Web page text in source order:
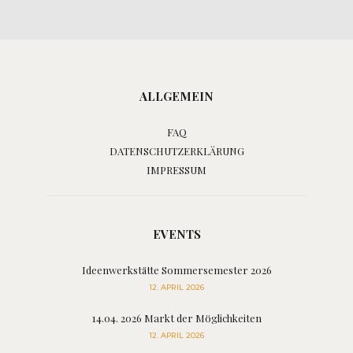
ALLGEMEIN
FAQ
DATENSCHUTZERKLÄRUNG
IMPRESSUM
EVENTS
Ideenwerkstätte Sommersemester 2026
12. APRIL 2026
14.04. 2026 Markt der Möglichkeiten
12. APRIL 2026